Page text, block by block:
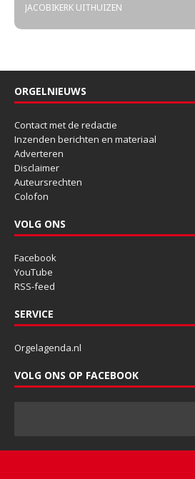
JACOBIKERK UITHUIZEN
ORGELNIEUWS
Contact met de redactie
Inzenden berichten en materiaal
Adverteren
Disclaimer
Auteursrechten
Colofon
VOLG ONS
Facebook
YouTube
RSS-feed
SERVICE
Orgelagenda.nl
VOLG ONS OP FACEBOOK